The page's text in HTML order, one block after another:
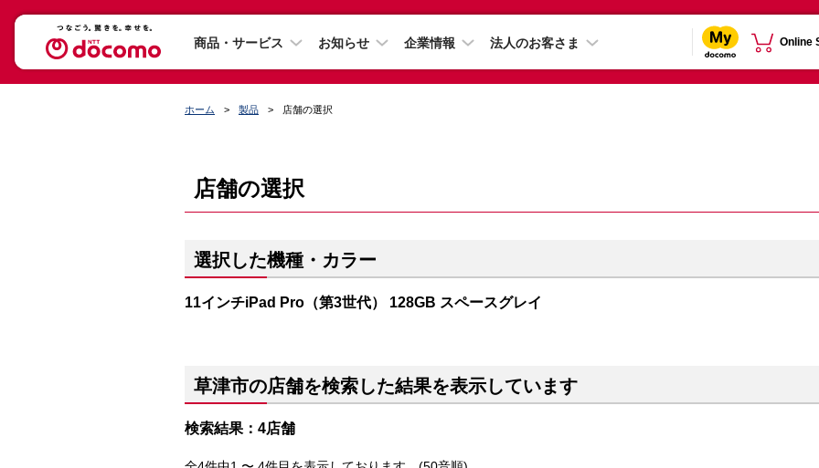
商品・サービス お知らせ 企業情報 法人のお客さま Online
ホーム 製品 店舗の選択
店舗の選択
選択した機種・カラー
11インチiPad Pro（第3世代） 128GB スペースグレイ
草津市の店舗を検索した結果を表示しています
検索結果：4店舗